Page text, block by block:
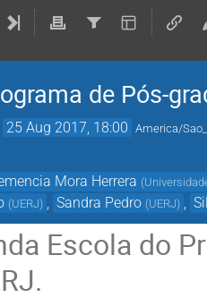
de Pós-
25 Aug 2017, 18:00 America/
Mora Herrera (
(UERJ) Sandra Pedro (UERJ)
Escola do